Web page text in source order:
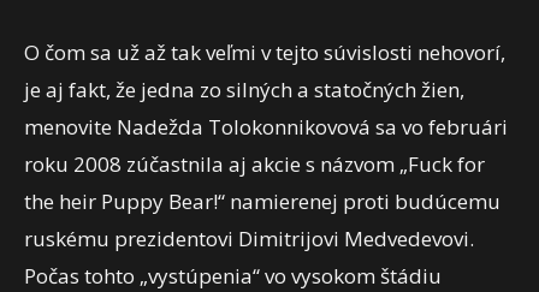
O čom sa už až tak veľmi v tejto súvislosti nehovorí,
je aj fakt, že jedna zo silných a statočných žien,
menovite Nadežda Tolokonnikovová sa vo februári
roku 2008 zúčastnila aj akcie s názvom „Fuck for
the heir Puppy Bear!“ namierenej proti budúcemu
ruskému prezidentovi Dimitrijovi Medvedevovi.
Počas tohto „vystúpenia“ vo vysokom štádiu